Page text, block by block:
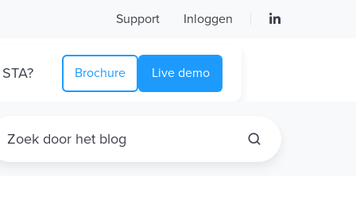
Support Inloggen
Brochure Live demo